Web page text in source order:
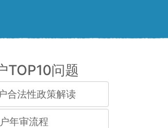
TOP10问题
合法性政策解读
年审流程